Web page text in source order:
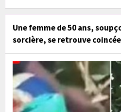
Une femme de 50 ans,
sorcière, se retrouve